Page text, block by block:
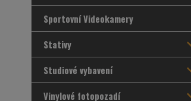
Sportovní Videokamery
Stativy
Studiové vybavení
Vinylové fotopozadí